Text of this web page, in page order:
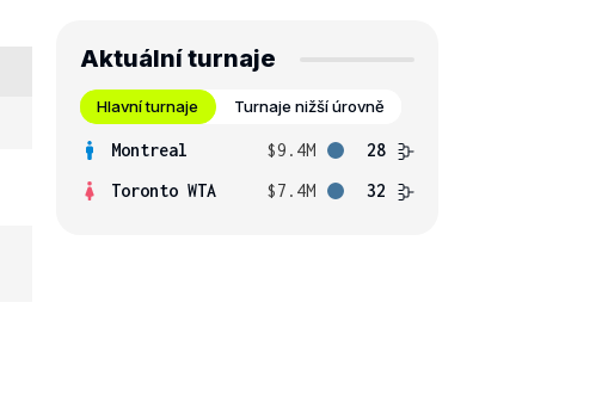
Aktuální turnaje
Hlavní turnaje Turnaje nižší úrovně
Montreal $9.4M
28
Toronto WTA
$7.4M 32